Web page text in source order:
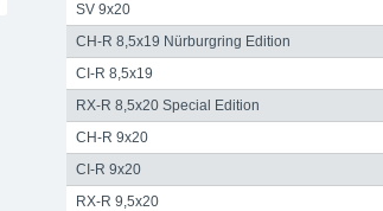
SV 9x20
CH-R 8,5x19 Nürburgring Edition
CI-R 8,5x19
RX-R 8,5x20 Special Edition
CH-R 9x20
CI-R 9x20
RX-R 9,5x20